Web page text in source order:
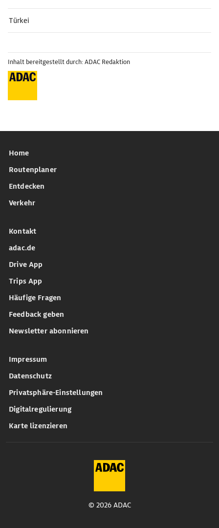
Türkei
Inhalt bereitgestellt durch: ADAC Redaktion
Home
Routenplaner
Entdecken
Verkehr
Kontakt
adac.de
Drive App
Trips App
Häufige Fragen
Feedback geben
Newsletter abonnieren
Impressum
Datenschutz
Privatsphäre-Einstellungen
Digitalregulierung
Karte lizenzieren
© 2026 ADAC